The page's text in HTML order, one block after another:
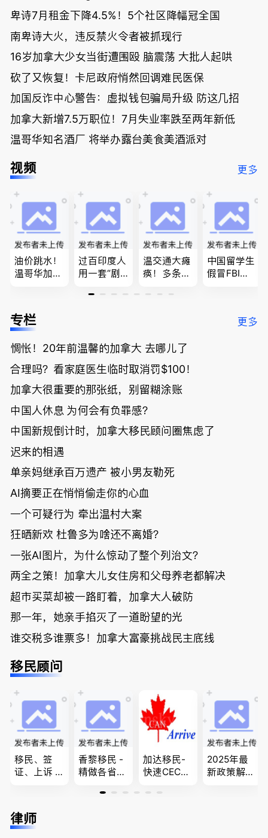
卑诗7月租金下降4.5%！5个社区降幅冠全国
南卑诗大火，违反禁火令者被抓现行
16岁加拿大少女当街遭围殴 脑震荡 大批人起哄
砍了又恢复！卡尼政府悄然回调难民医保
加国反诈中心警告：虚拟钱包骗局升级 防这几招
加拿大新增7.5万职位！7月失业率跌至两年新低
温哥华知名酒厂 将举办露台美食美酒派对
视频 更多
油价跳水！
温哥华加油
低；免费狂
送50万磅蔬
温“丑陋土
豆日”冲击
吉尼斯纪
录；惨！留
骗光2万美
元，还被卷
入跨国刑案
账户遭封！
过百印度人
用一套“剧
官：太假
欠款多出$1
9万；突
发！无辜男
孩温哥华市
中心被刺身
亡；
温交通大瘫
痪！多条主
底；做顿饭
单；房市崩
盘前兆？加
国租赁市场
恐迎暴跌危
中国留学生
假冒FBI上
夫妻住进殡
专栏 更多
惆怅！20年前温馨的加拿大 去哪儿了
合理吗？看家庭医生临时取消罚$100！
加拿大很重要的那张纸，别留糊涂账
中国人休息 为何会有负罪感？
中国新规倒计时，加拿大移民顾问圈焦虑了
迟来的相遇
单亲妈继承百万遗产 被小男友勒死
AI摘要正在悄悄偷走你的心血
一个可疑行为 牵出温村大案
狂晒新欢 杜鲁多为啥还不离婚？
一张AI图片，为什么惊动了整个列治文？
两全之策！加拿大儿女住房和父母养老都解决
超市买菜却被一路盯着，加拿大人破防
那一年，她亲手掐灭了一道盼望的光
谁交税多谁票多！加拿大富豪挑战民主底线
移民顾问
移民、签
证、上诉 --
进”的RCIC-
IRB持牌移
香黎移民 -
精做各省省
签证,工作
加达移民-
快速CEC&P
作机会 移
2025年最
新政策解
律师